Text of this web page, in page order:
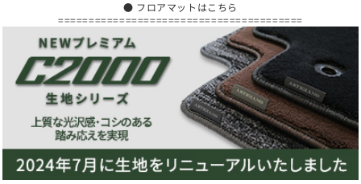
● フロアマットはこちら
========================================